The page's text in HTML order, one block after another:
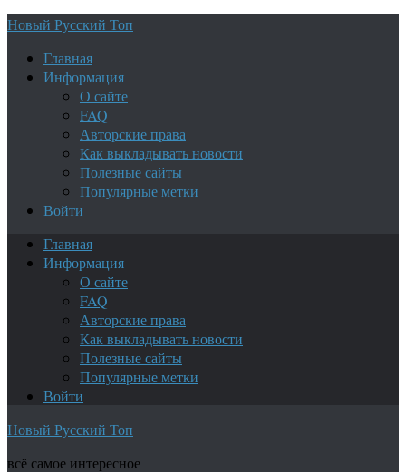
Новый Русский Топ
Главная
Информация
О сайте
FAQ
Авторские права
Как выкладывать новости
Полезные сайты
Популярные метки
Войти
Главная
Информация
О сайте
FAQ
Авторские права
Как выкладывать новости
Полезные сайты
Популярные метки
Войти
Новый Русский Топ
всё самое интересное